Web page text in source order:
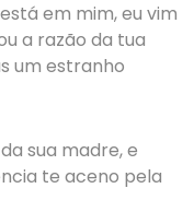
em mim, eu vim
a razão da tua
um estranho
sua madre, e
te aceno pela